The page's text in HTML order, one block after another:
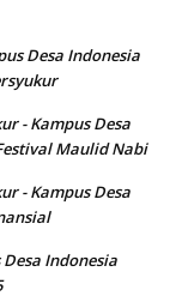
Desa Indonesia
- Kampus Desa
Maulid Nabi
- Kampus Desa
Indonesia